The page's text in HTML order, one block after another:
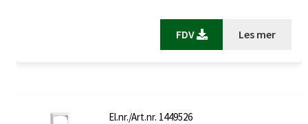
FDV Les mer
El.nr./Art.nr. 1449526